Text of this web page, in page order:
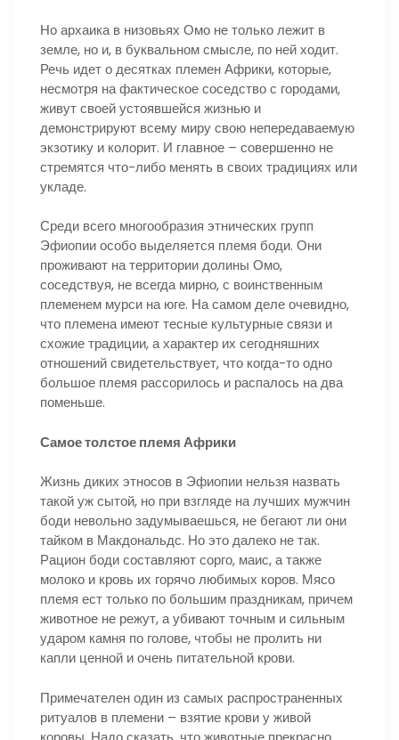
Но архаика в низовьях Омо не только лежит в
земле, но и, в буквальном смысле, по ней ходит.
Речь идет о десятках племен Африки, которые,
несмотря на фактическое соседство с городами,
живут своей устоявшейся жизнью и
демонстрируют всему миру свою непередаваемую
экзотику и колорит. И главное – совершенно не
стремятся что-либо менять в своих традициях или
укладе.
Среди всего многообразия этнических групп
Эфиопии особо выделяется племя боди. Они
проживают на территории долины Омо,
соседствуя, не всегда мирно, с воинственным
племенем мурси на юге. На самом деле очевидно,
что племена имеют тесные культурные связи и
схожие традиции, а характер их сегодняшних
отношений свидетельствует, что когда-то одно
большое племя рассорилось и распалось на два
поменьше.
Самое толстое племя Африки
Жизнь диких этносов в Эфиопии нельзя назвать
такой уж сытой, но при взгляде на лучших мужчин
боди невольно задумываешься, не бегают ли они
тайком в Макдональдс. Но это далеко не так.
Рацион боди составляют сорго, маис, а также
молоко и кровь их горячо любимых коров. Мясо
племя ест только по большим праздникам, причем
животное не режут, а убивают точным и сильным
ударом камня по голове, чтобы не пролить ни
капли ценной и очень питательной крови.
Примечателен один из самых распространенных
ритуалов в племени – взятие крови у живой